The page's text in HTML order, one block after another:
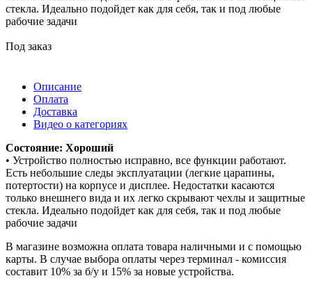
стекла. Идеально подойдет как для себя, так и под любые
рабочие задачи
Под заказ
Описание
Оплата
Доставка
Видео о категориях
Состояние: Хороший
• Устройство полностью исправно, все функции работают.
Есть небольшие следы эксплуатации (легкие царапины,
потертости) на корпусе и дисплее. Недостатки касаются
только внешнего вида и их легко скрывают чехлы и защитные
стекла. Идеально подойдет как для себя, так и под любые
рабочие задачи
В магазине возможна оплата товара наличными и с помощью
карты. В случае выбора оплаты через терминал - комиссия
составит 10% за б/у и 15% за новые устройства.